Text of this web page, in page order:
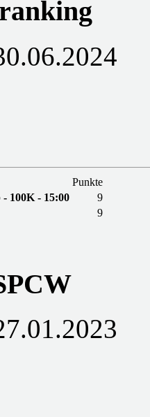
Punkte
100K - 15:00
9
9